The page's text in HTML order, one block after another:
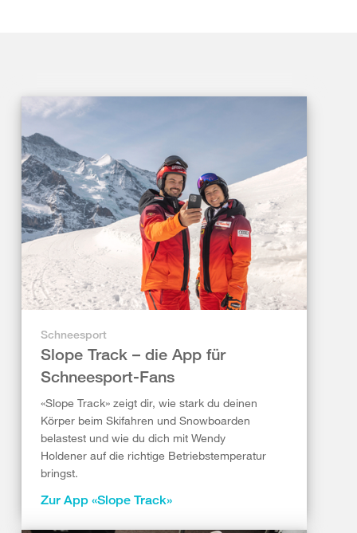
Schneesport
Slope Track – die App für
Schneesport-Fans
«Slope Track» zeigt dir, wie stark du deinen
Körper beim Skifahren und Snowboarden
belastest und wie du dich mit Wendy
Holdener auf die richtige Betriebstemperatur
bringst.
Zur App «Slope Track»